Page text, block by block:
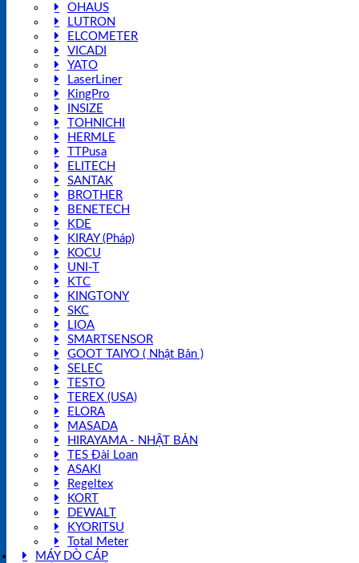
OHAUS
LUTRON
ELCOMETER
VICADI
YATO
LaserLiner
KingPro
INSIZE
TOHNICHI
HERMLE
TTPusa
ELITECH
SANTAK
BROTHER
BENETECH
KDE
KIRAY (Pháp)
KOCU
UNI-T
KTC
KINGTONY
SKC
LIOA
SMARTSENSOR
GOOT TAIYO ( Nhật Bản )
SELEC
TESTO
TEREX (USA)
ELORA
MASADA
HIRAYAMA - NHẬT BẢN
TES Đài Loan
ASAKI
Regeltex
KORT
DEWALT
KYORITSU
Total Meter
MÁY DÒ CÁP